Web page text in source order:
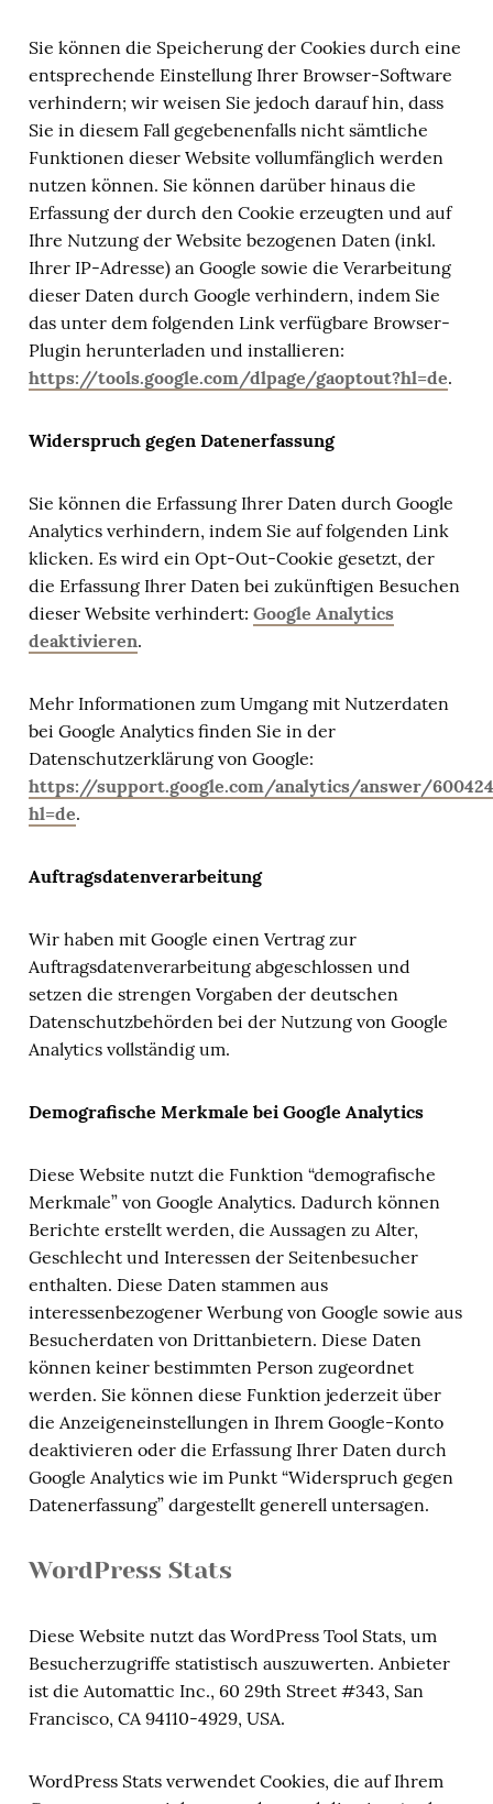
Sie können die Speicherung der Cookies durch eine
entsprechende Einstellung Ihrer Browser-Software
verhindern; wir weisen Sie jedoch darauf hin, dass
Sie in diesem Fall gegebenenfalls nicht sämtliche
Funktionen dieser Website vollumfänglich werden
nutzen können. Sie können darüber hinaus die
Erfassung der durch den Cookie erzeugten und auf
Ihre Nutzung der Website bezogenen Daten (inkl.
Ihrer IP-Adresse) an Google sowie die Verarbeitung
dieser Daten durch Google verhindern, indem Sie
das unter dem folgenden Link verfügbare Browser-
Plugin herunterladen und installieren:
https://tools.google.com/dlpage/gaoptout?hl=de.
Widerspruch gegen Datenerfassung
Sie können die Erfassung Ihrer Daten durch Google
Analytics verhindern, indem Sie auf folgenden Link
klicken. Es wird ein Opt-Out-Cookie gesetzt, der
die Erfassung Ihrer Daten bei zukünftigen Besuchen
dieser Website verhindert: Google Analytics
deaktivieren.
Mehr Informationen zum Umgang mit Nutzerdaten
bei Google Analytics finden Sie in der
Datenschutzerklärung von Google:
https://support.google.com/analytics/answer/
hl=de.
Auftragsdatenverarbeitung
Wir haben mit Google einen Vertrag zur
Auftragsdatenverarbeitung abgeschlossen und
setzen die strengen Vorgaben der deutschen
Datenschutzbehörden bei der Nutzung von Google
Analytics vollständig um.
Demografische Merkmale bei Google Analytics
Diese Website nutzt die Funktion “demografische
Merkmale” von Google Analytics. Dadurch können
Berichte erstellt werden, die Aussagen zu Alter,
Geschlecht und Interessen der Seitenbesucher
enthalten. Diese Daten stammen aus
interessenbezogener Werbung von Google sowie aus
Besucherdaten von Drittanbietern. Diese Daten
können keiner bestimmten Person zugeordnet
werden. Sie können diese Funktion jederzeit über
die Anzeigeneinstellungen in Ihrem Google-Konto
deaktivieren oder die Erfassung Ihrer Daten durch
Google Analytics wie im Punkt “Widerspruch gegen
Datenerfassung” dargestellt generell untersagen.
WordPress Stats
Diese Website nutzt das WordPress Tool Stats, um
Besucherzugriffe statistisch auszuwerten. Anbieter
ist die Automattic Inc., 60 29th Street #343, San
Francisco, CA 94110-4929, USA.
WordPress Stats verwendet Cookies, die auf Ihrem